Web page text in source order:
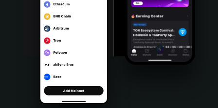
Português (Portugal)
Bahasa Indonesia
Português (Brasil)
Español (Argentina)